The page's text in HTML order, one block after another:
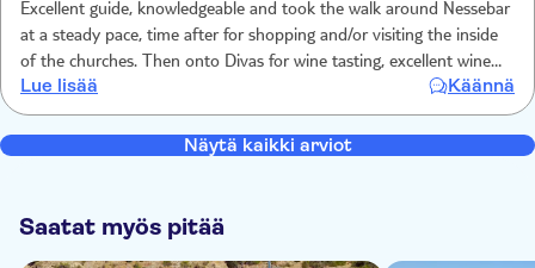
Excellent guide, knowledgeable and took the walk around Nessebar
at a steady pace, time after for shopping and/or visiting the inside
of the churches. Then onto Divas for wine tasting, excellent wine
and food overview of the winery process. Only disappointment was
w had a thunderstorm so unable to walk round the vineyard
Lue lisää Käännä
Näytä kaikki arviot
Saatat myös pitää